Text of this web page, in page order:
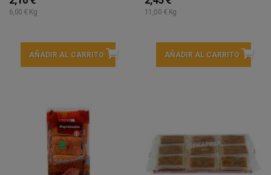
6,00 € Kg
AÑADIR AL CARRITO
11,00 € Kg
AÑADIR AL CARRITO